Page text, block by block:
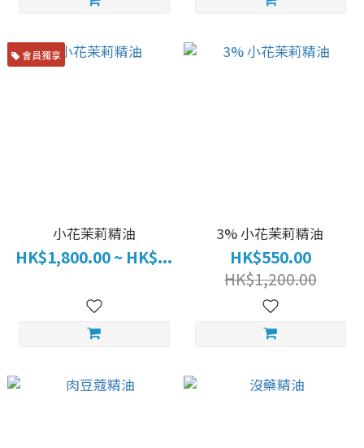
會員獨享
小花茉莉精油
HK$1,800.00 ~ HK$...
3% 小花茉莉精油
HK$550.00
HK$1,200.00